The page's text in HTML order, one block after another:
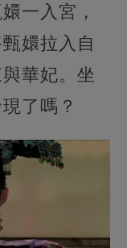
一入宮，
嬛拉入自
華妃。坐
了嗎？